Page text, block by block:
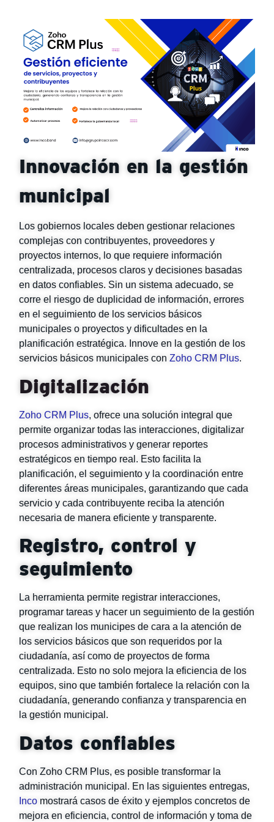
Innovación en la gestión
municipal
Los gobiernos locales deben gestionar relaciones
complejas con contribuyentes, proveedores y
proyectos internos, lo que requiere información
centralizada, procesos claros y decisiones basadas
en datos confiables. Sin un sistema adecuado, se
corre el riesgo de duplicidad de información, errores
en el seguimiento de los servicios básicos
municipales o proyectos y dificultades en la
planificación estratégica. Innove en la gestión de los
servicios básicos municipales conZoho CRM Plus.
Digitalización
Zoho CRM Plus, ofrece una solución integral que
permite organizar todas las interacciones, digitalizar
procesos administrativos y generar reportes
estratégicos en tiempo real. Esto facilita la
planificación, el seguimiento y la coordinación entre
diferentes áreas municipales, garantizando que cada
servicio y cada contribuyente reciba la atención
necesaria de manera eficiente y transparente.
Registro, control y
seguimiento
La herramienta permite registrar interacciones,
programar tareas y hacer un seguimiento de la gestión
que realizan los municipes de cara a la atención de
los servicios básicos que son requeridos por la
ciudadanía, así como de proyectos de forma
centralizada. Esto no solo mejora la eficiencia de los
equipos, sino que también fortalece la relación con la
ciudadanía, generando confianza y transparencia en
la gestión municipal.
Datos confiables
Con Zoho CRM Plus, es posible transformar la
administración municipal. En las siguientes entregas,
Inco mostrará casos de éxito y ejemplos concretos de
mejora en eficiencia, control de información y toma de